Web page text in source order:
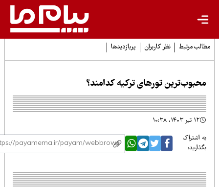
مرتبط نظر کاربران پربازدیدها
تورهای ترکیه کدامند؟
اشتراک